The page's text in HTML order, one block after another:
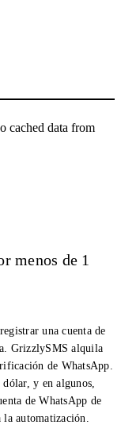
cached data from
menos de 1
una cuenta de
GrizzlySMS alquila
de WhatsApp.
dólar, y en algunos,
de WhatsApp de
la automatización.